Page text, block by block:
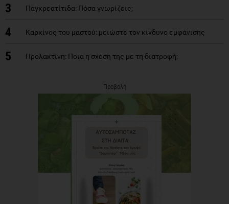
3 Παγκρεατίτιδα: Πόσα γνωρίζεις;
4 Καρκίνος του μαστού: μειώστε τον κίνδυνο εμφάνισης
5 Προλακτίνη: Ποια η σχέση της με τη διατροφή;
Προβολή